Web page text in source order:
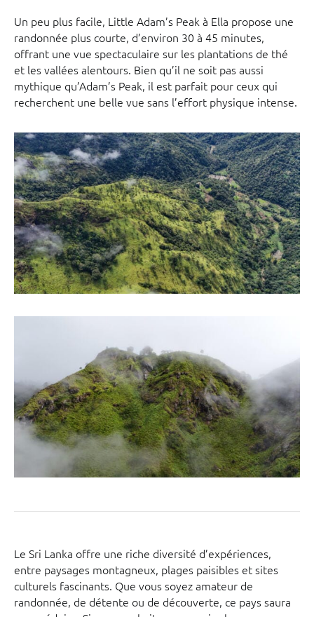
Un peu plus facile, Little Adam’s Peak à Ella propose une
randonnée plus courte, d’environ 30 à 45 minutes,
offrant une vue spectaculaire sur les plantations de thé
et les vallées alentours. Bien qu’il ne soit pas aussi
mythique qu’Adam’s Peak, il est parfait pour ceux qui
recherchent une belle vue sans l’effort physique intense.
Le Sri Lanka offre une riche diversité d’expériences,
entre paysages montagneux, plages paisibles et sites
culturels fascinants. Que vous soyez amateur de
randonnée, de détente ou de découverte, ce pays saura